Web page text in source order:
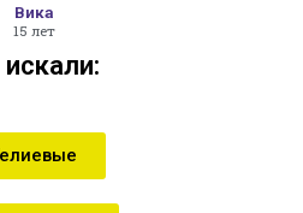
Вика
15 лет